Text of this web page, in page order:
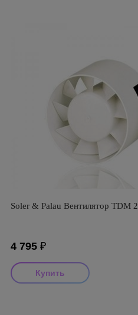
Soler & Palau Вентилятор TDM
4 795 ₽